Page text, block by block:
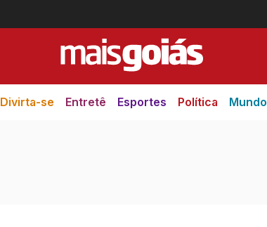
Divirta-se Entretê Esportes Política Mundo